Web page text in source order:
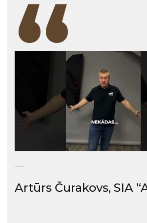
“
Artūrs Čurakovs, SIA